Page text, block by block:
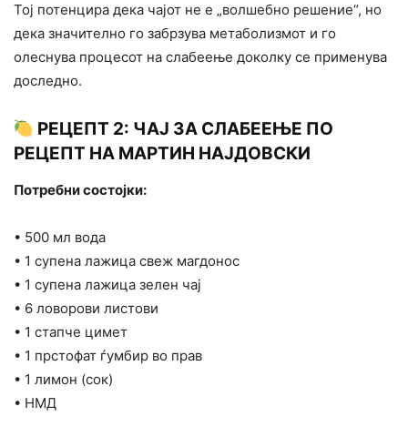
Тој потенцира дека чајот не е „волшебно решение“, но
дека значително го забрзува метаболизмот и го
олеснува процесот на слабеење доколку се применува
доследно.
РЕЦЕПТ 2: ЧАЈ ЗА СЛАБЕЕЊЕ ПО
РЕЦЕПТ НА МАРТИН НАЈДОВСКИ
Потребни состојки:
• 500 мл вода
• 1 супена лажица свеж магдонос
• 1 супена лажица зелен чај
• 6 ловорови листови
• 1 стапче цимет
• 1 прстофат ѓумбир во прав
• 1 лимон (сок)
• НМД